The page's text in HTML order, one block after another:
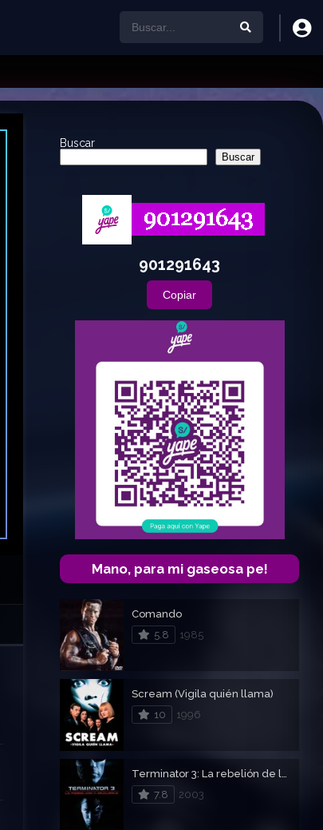
Buscar
Buscar
901291643
Copiar
Mano, para mi gaseosa pe!
Comando
5.8
1985
Scream (Vigila quién llama)
10
1996
7.8
2003